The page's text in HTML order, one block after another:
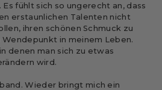
Es fühlt sich so ungerecht an, dass
erstaunlichen Talenten nicht
ihren schönen Schmuck zu
in meinem Leben.
denen man sich zu etwas
wird.
Wieder bringt mich ein